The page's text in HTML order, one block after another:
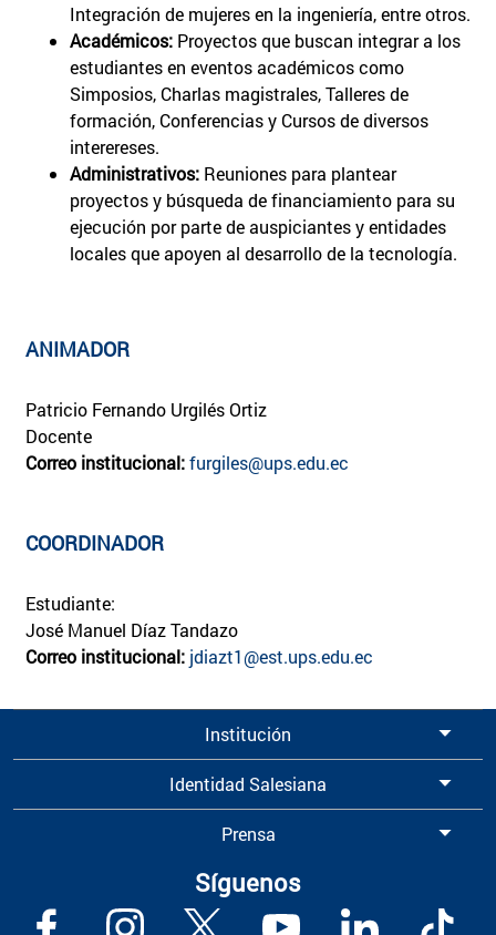
Integración de mujeres en la ingeniería, entre otros.
Académicos:Proyectos que buscan integrar a los
estudiantes en eventos académicos como
Simposios, Charlas magistrales, Talleres de
formación, Conferencias y Cursos de diversos
interereses.
Administrativos:Reuniones para plantear
proyectos y búsqueda de financiamiento para su
ejecución por parte de auspiciantes y entidades
locales que apoyen al desarrollo de la tecnología.
ANIMADOR
Patricio Fernando Urgilés Ortiz
Docente
Correo institucional:furgiles@ups.edu.ec
COORDINADOR
Estudiante:
José Manuel Díaz Tandazo
Correo institucional: jdiazt1@est.ups.edu.ec
Institución
Identidad Salesiana
Prensa
Síguenos